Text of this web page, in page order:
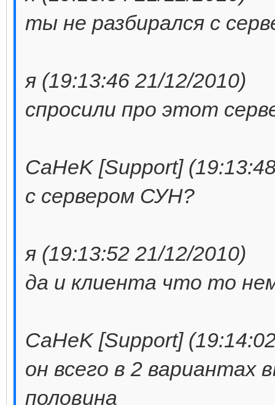
ты не разбирался с
я (19:13:46 21/12/2010)
спросили про этот
CaHeK [Support]
с сервером СУН?
я (19:13:52 21/12/2010)
да и клиента что то
CaHeK [Support]
он всего в 2 вариантах
половина